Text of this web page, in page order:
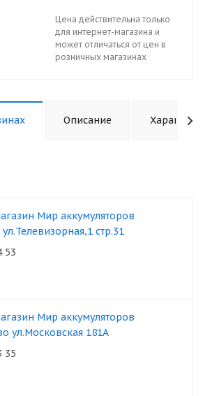
Цена действительна только
для интернет-магазина и
может отличаться от цен в
розничных магазинах
Описание
Мир аккумуляторов
стр.31
53
Мир аккумуляторов
ул.Московская 181А
35